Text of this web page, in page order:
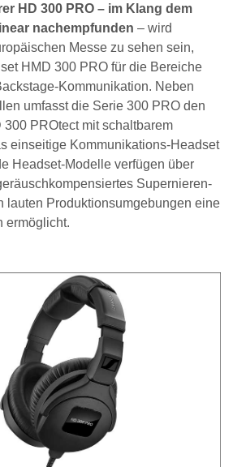
HD 300 PRO – im Klang dem
nachempfunden – wird
Messe zu sehen sein,
HMD 300 PRO für die Bereiche
Kommunikation. Neben
umfasst die Serie 300 PRO den
300 PROtect mit schaltbarem
einseitige Kommunikations-Headset
Headset-Modelle verfügen über
Supernieren-
lauten Produktionsumgebungen eine
ermöglicht.